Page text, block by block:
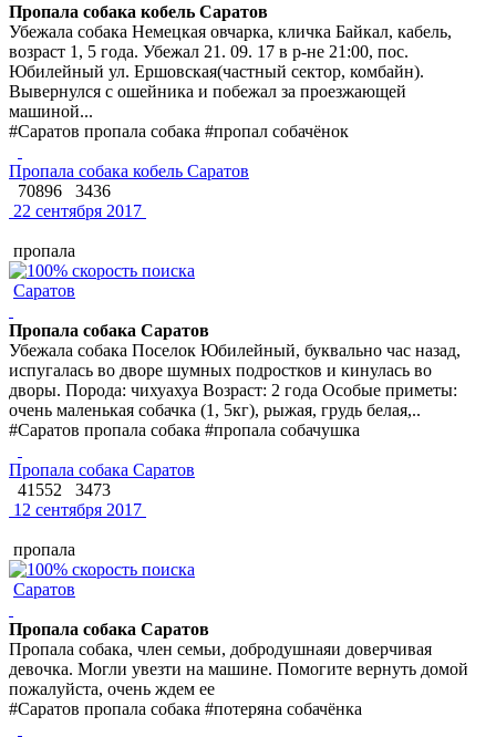
Пропала собака кобель Саратов
Убежала собака Немецкая овчарка, кличка Байкал, кабель,
возраст 1, 5 года. Убежал 21. 09. 17 в р-не 21:00, пос.
Юбилейный ул. Ершовская(частный сектор, комбайн).
Вывернулся с ошейника и побежал за проезжающей
машиной...
#Саратов пропала собака #пропал собачёнок
Пропала собака кобель Саратов
70896
3436
22 сентября 2017
пропала
Саратов
Пропала собака Саратов
Убежала собака Поселок Юбилейный, буквально час назад,
испугалась во дворе шумных подростков и кинулась во
дворы. Порода: чихуахуа Возраст: 2 года Особые приметы:
очень маленькая собачка (1, 5кг), рыжая, грудь белая,..
#Саратов пропала собака #пропала собачушка
Пропала собака Саратов
41552
3473
12 сентября 2017
пропала
Саратов
Пропала собака Саратов
Пропала собака, член семьи, добродушнаяи доверчивая
девочка. Могли увезти на машине. Помогите вернуть домой
пожалуйста, очень ждем ее
#Саратов пропала собака #потеряна собачёнка